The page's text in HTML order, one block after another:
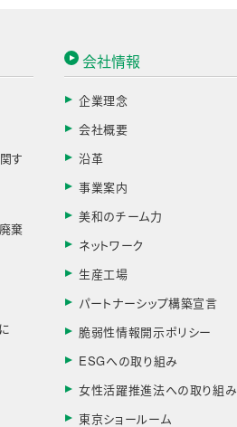
す
棄
会社情報
企業理念
会社概要
沿革
事業案内
美和のチーム力
ネットワーク
生産工場
パートナーシップ構築宣言
脆弱性情報開示ポリシー
ESGへの取り組み
女性活躍推進法への取り組み
東京ショールーム